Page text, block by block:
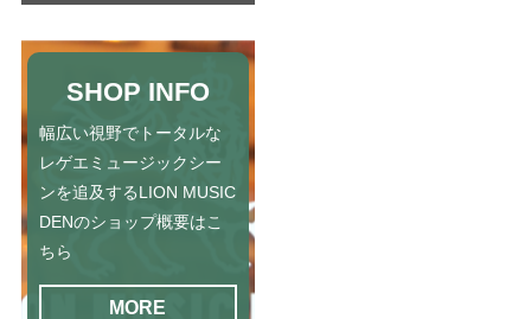
SHOP INFO
幅広い視野でトータルな
レゲエミュージックシー
ンを追及するLION MUSIC
DENのショップ概要はこ
ちら
MORE